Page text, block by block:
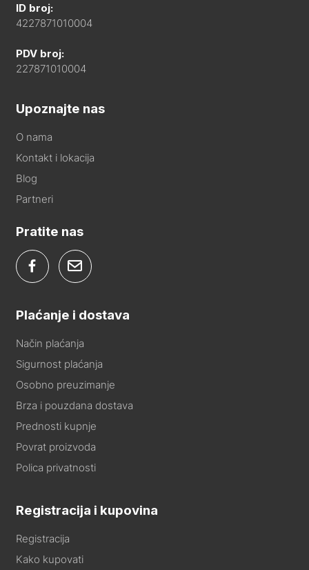
ID broj:
4227871010004
PDV broj:
227871010004
Upoznajte nas
O nama
Kontakt i lokacija
Blog
Partneri
Pratite nas
Plaćanje i dostava
Način plaćanja
Sigurnost plaćanja
Osobno preuzimanje
Brza i pouzdana dostava
Prednosti kupnje
Povrat proizvoda
Polica privatnosti
Registracija i kupovina
Registracija
Kako kupovati